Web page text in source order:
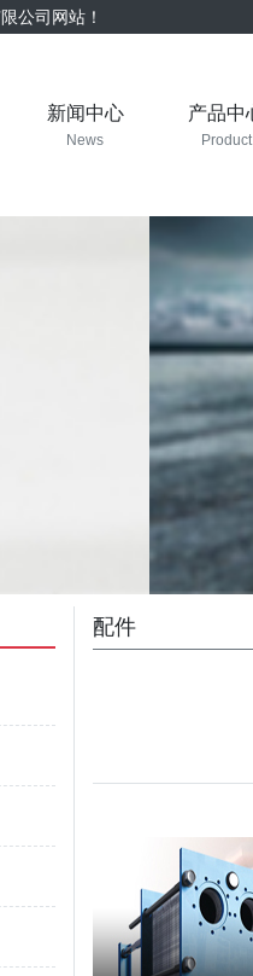
公司网站！
新闻中心
News
产品中
Product
配件